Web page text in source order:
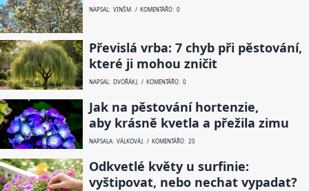
NAPSAL: VINŠ M. / KOMENTÁŘŮ: 0
Převislá vrba: 7 chyb při pěstování,
které ji mohou zničit
NAPSAL: DVOŘÁK J. / KOMENTÁŘŮ: 0
Jak na pěstování hortenzie,
aby krásně kvetla a přežila zimu
NAPSALA: VÁLKOVÁ J. / KOMENTÁŘŮ: 20
Odkvetlé květy u surfinie:
vyštipovat, nebo nechat vypadat?